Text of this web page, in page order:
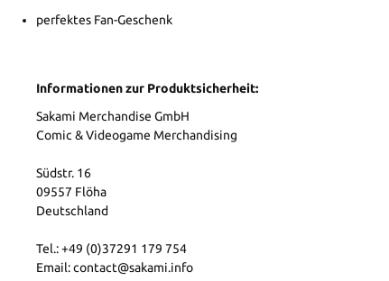
perfektes Fan-Geschenk
Informationen zur Produktsicherheit:
Sakami Merchandise GmbH
Comic & Videogame Merchandising
Südstr. 16
09557 Flöha
Deutschland
Tel.: +49 (0)37291 179 754
Email: contact@sakami.info